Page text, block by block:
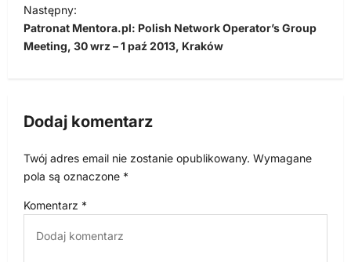
g
a
a
p
i
s
Następny:
Patronat Mentora.pl: Polish Network Operator’s Group
Meeting, 30 wrz – 1 paź 2013, Kraków
Dodaj komentarz
Twój adres email nie zostanie opublikowany. Wymagane
pola są oznaczone *
Komentarz *